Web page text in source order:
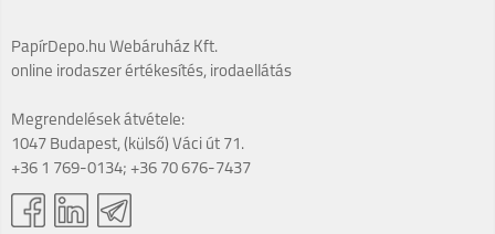
PapírDepo.hu Webáruház Kft.
online irodaszer értékesítés, irodaellátás
Megrendelések átvétele:
1047 Budapest, (külső) Váci út 71.
+36 1 769-0134; +36 70 676-7437